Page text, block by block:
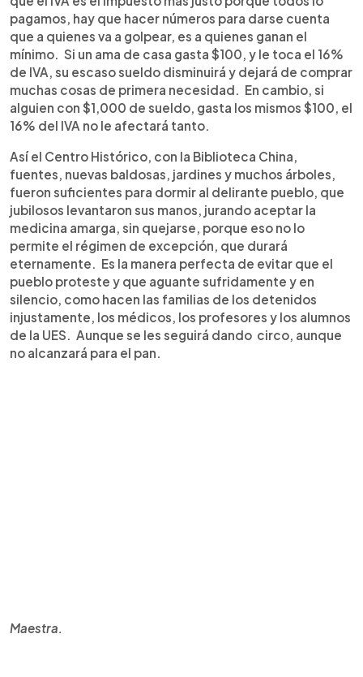
pagamos, hay que hacer números para darse cuenta
que a quienes va a golpear, es a quienes ganan el
mínimo. Si un ama de casa gasta $100, y le toca el 16%
de IVA, su escaso sueldo disminuirá y dejará de comprar
muchas cosas de primera necesidad. En cambio, si
alguien con $1,000 de sueldo, gasta los mismos $100, el
16% del IVA no le afectará tanto.
Así el Centro Histórico, con la Biblioteca China,
fuentes, nuevas baldosas, jardines y muchos árboles,
fueron suficientes para dormir al delirante pueblo, que
jubilosos levantaron sus manos, jurando aceptar la
medicina amarga, sin quejarse, porque eso no lo
permite el régimen de excepción, que durará
eternamente. Es la manera perfecta de evitar que el
pueblo proteste y que aguante sufridamente y en
silencio, como hacen las familias de los detenidos
injustamente, los médicos, los profesores y los alumnos
de la UES. Aunque se les seguirá dando circo, aunque
no alcanzará para el pan.
Maestra.